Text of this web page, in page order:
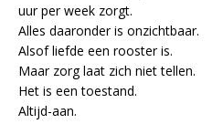
uur per week zorgt.
Alles daaronder is onzichtbaar.
Alsof liefde een rooster is.
Maar zorg laat zich niet tellen.
Het is een toestand.
Altijd-aan.